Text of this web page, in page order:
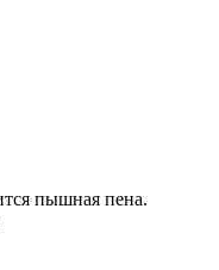
пышная пена.